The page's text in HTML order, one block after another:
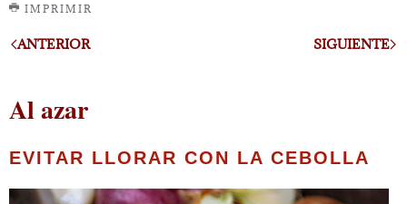
IMPRIMIR
ANTERIOR SIGUIENTE
Al azar
EVITAR LLORAR CON LA CEBOLLA